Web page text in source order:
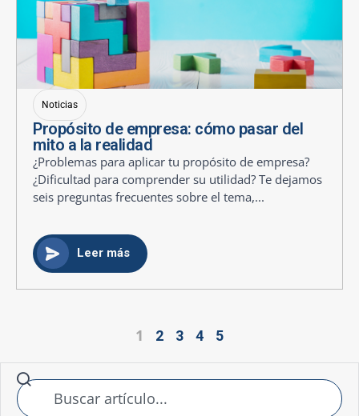
Noticias
Propósito de empresa: cómo pasar del
mito a la realidad
¿Problemas para aplicar tu propósito de empresa?
¿Dificultad para comprender su utilidad? Te dejamos
seis preguntas frecuentes sobre el tema,...
Leer más
1 2 3 4 5